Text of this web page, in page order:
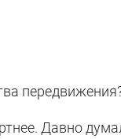
Давно